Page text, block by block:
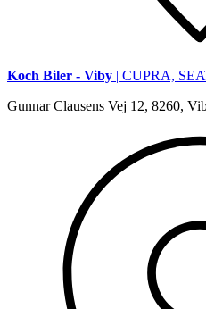
Koch Biler - Viby | CUPRA,
Gunnar Clausens Vej 12, 8260,